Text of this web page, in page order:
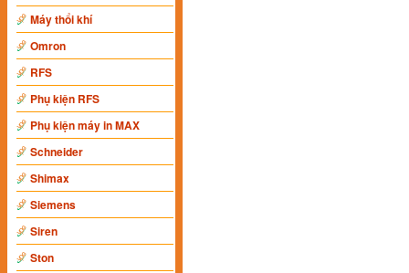
Máy thổi khí
Omron
RFS
Phụ kiện RFS
Phụ kiện máy in MAX
Schneider
Shimax
Siemens
Siren
Ston